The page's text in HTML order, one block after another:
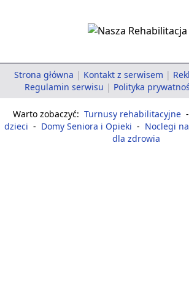
Strona główna | Kontakt z serwisem |
Regulamin serwisu | Polityka
Warto zobaczyć: Turnusy rehabilitacyjne -
dzieci - Domy Seniora i Opieki - Noclegi
dla zdrowia